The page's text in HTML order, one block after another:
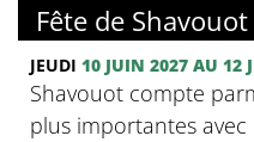
Fête de Shavouot
JEUDI 10 JUIN 2027 AU 12
Shavouot compte
plus importantes avec